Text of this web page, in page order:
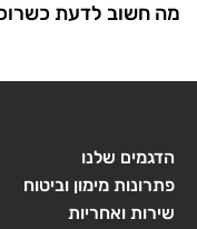
מה חשוב לדעת
הדגמים שלנו
פתרונות מימון וביטוח
שירות ואחריות